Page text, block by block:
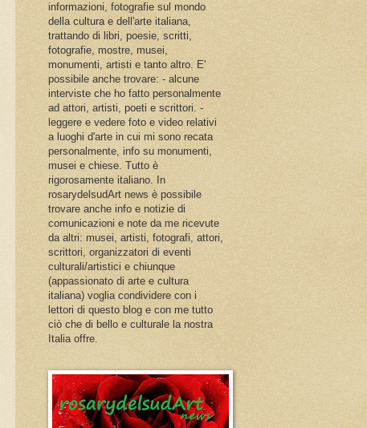
informazioni, fotografie sul mondo
della cultura e dell'arte italiana,
trattando di libri, poesie, scritti,
fotografie, mostre, musei,
monumenti, artisti e tanto altro. E'
possibile anche trovare: - alcune
interviste che ho fatto personalmente
ad attori, artisti, poeti e scrittori. -
leggere e vedere foto e video relativi
a luoghi d'arte in cui mi sono recata
personalmente, info su monumenti,
musei e chiese. Tutto è
rigorosamente italiano. In
rosarydelsudArt news è possibile
trovare anche info e notizie di
comunicazioni e note da me ricevute
da altri: musei, artisti, fotografi, attori,
scrittori, organizzatori di eventi
culturali/artistici e chiunque
(appassionato di arte e cultura
italiana) voglia condividere con i
lettori di questo blog e con me tutto
ciò che di bello e culturale la nostra
Italia offre.